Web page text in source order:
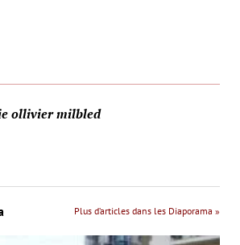
ollivier milbled
Plus d’articles dans les Diaporama »